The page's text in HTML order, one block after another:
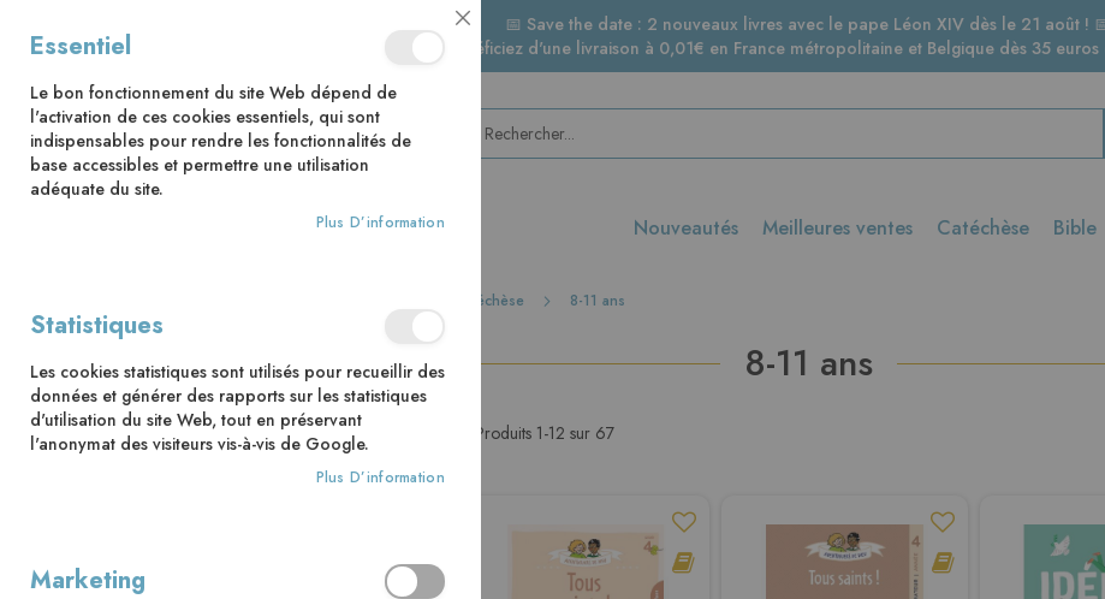
📅 Save the date : 2 nouveaux livres avec le pape Léon XIV dès le 21 août !
🚚 Bénéficiez d'une livraison à 0,01€ en France métropolitaine et Belgique dès 35
Nouveautés Meilleures ventes Catéchèse Bible
Catéchèse 8-11 ans
8-11 ans
Produits 1-12 sur 67
PRIX
Close
Cookie
Bar
Essentiel
Le bon fonctionnement du site Web dépend de
l'activation de ces cookies essentiels, qui sont
indispensables pour rendre les fonctionnalités de
base accessibles et permettre une utilisation
adéquate du site.
Plus D’information
Statistiques
Les cookies statistiques sont utilisés pour recueillir des
données et générer des rapports sur les statistiques
d'utilisation du site Web, tout en préservant
l'anonymat des visiteurs vis-à-vis de Google.
Plus D’information
Marketing